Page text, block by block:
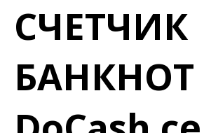
СЧЕТЧИК
БАНКНОТ